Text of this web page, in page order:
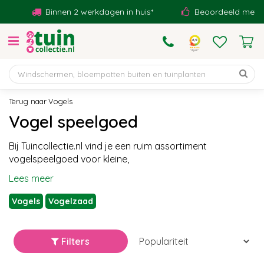
Vogels
Binnen 2 werkdagen in huis* Beoordeeld met een
Vogel speelgoed
Bij Tuincollectie.nl vind je een ruim assortiment
vogelspeelgoed voor kleine,
Lees meer
Vogels Vogelzaad
Filters